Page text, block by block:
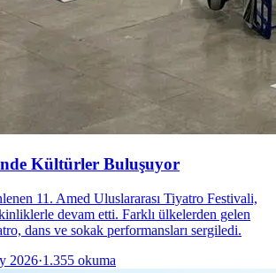
Kültürler Buluşuyor
11. Amed Uluslararası Tiyatro Festivali,
devam etti. Farklı ülkelerden gelen
dans ve sokak performansları sergiledi.
2026·1.355 okuma